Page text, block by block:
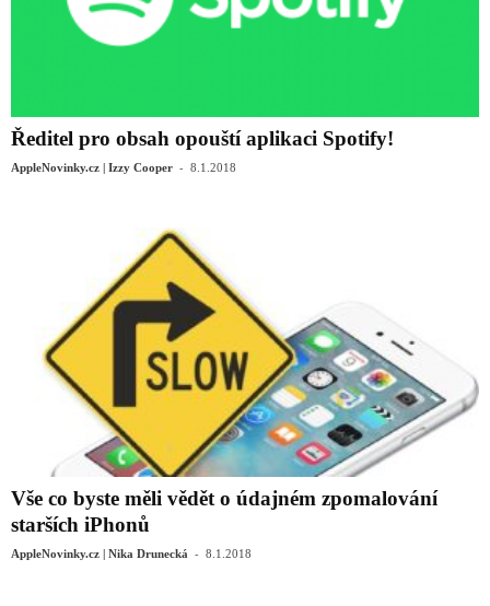
Ředitel pro obsah opouští aplikaci Spotify!
AppleNovinky.cz | Izzy Cooper - 8.1.2018
Vše co byste měli vědět o údajném zpomalování
starších iPhonů
AppleNovinky.cz | Nika Drunecká - 8.1.2018